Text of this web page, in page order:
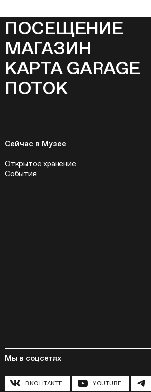
ПОСЕЩЕНИЕ
МАГАЗИН
КАРТА GARAGE
ПОТОК
Сейчас в Музее
Открытое хранение
События
Мы в соцсетях
ВКОНТАКТЕ YOUTUBE